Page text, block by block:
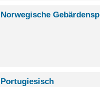
Norwegische
Portugiesisch